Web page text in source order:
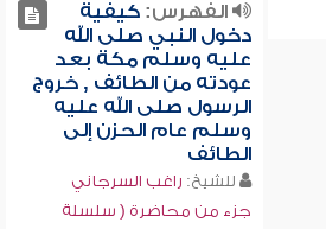
الفهرس:كيفية
دخول النبي صلى الله
عليه وسلم مكة بعد
عودته من الطائف , خروج
الرسول صلى الله عليه
وسلم عام الحزن إلى
الطائف
للشيخ: راغب السرجاني
جزء من محاضرة ( سلسلة